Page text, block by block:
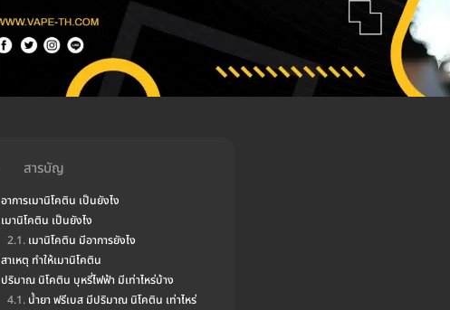
สารบัญ
อาการเมานิโคติน เป็นยังไง
เมานิโคติน เป็นยังไง
เมานิโคติน มีอาการยังไง
สาเหตุ ทำให้เมานิโคติน
ปริมาณ นิโคติน บุหรี่ไฟฟ้า มีเท่าไหร่บ้าง
น้ำยา ฟรีเบส มีปริมาณ นิโคติน เท่าไหร่